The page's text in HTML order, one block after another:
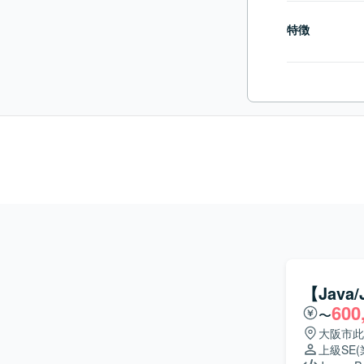
特徴
【
〜
大阪市
上級SE(